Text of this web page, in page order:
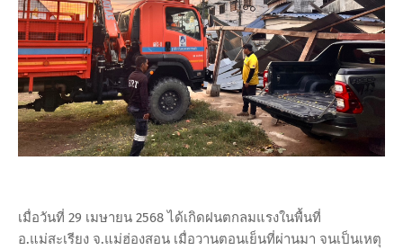
เมื่อวันที่ 29 เมษายน 2568 ได้เกิดฝนตกลมแรงในพื้นที่
อ.แม่สะเรียง จ.แม่ฮ่องสอน เมื่อวานตอนเย็นที่ผ่านมา จนเป็นเหตุ